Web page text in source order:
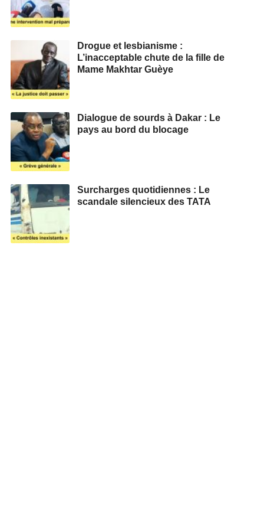
Drogue et lesbianisme :
L’inacceptable chute de la fille de
Mame Makhtar Guèye
Dialogue de sourds à Dakar : Le
pays au bord du blocage
Surcharges quotidiennes : Le
scandale silencieux des TATA